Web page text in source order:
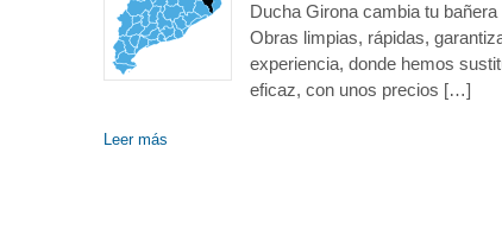
Ducha Girona cambia tu
Obras limpias, rápidas,
experiencia, donde hemos
eficaz, con unos precios […]
Leer más